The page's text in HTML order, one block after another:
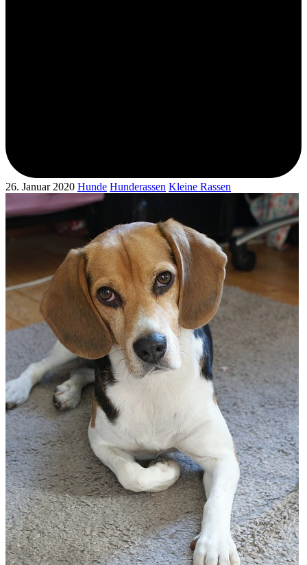
26. Januar 2020 Hunde Hunderassen Kleine Rassen